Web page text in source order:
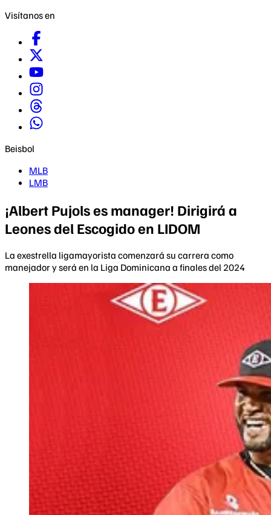
Visítanos en
Beisbol
MLB
LMB
¡Albert Pujols es manager! Dirigirá a
Leones del Escogido en LIDOM
La exestrella ligamayorista comenzará su carrera como
manejador y será en la Liga Dominicana a finales del 2024